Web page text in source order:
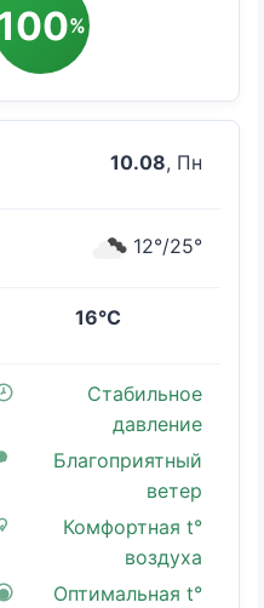
%
10.08, Пн
12°/25°
16°C
Стабильное
давление
Благоприятный
ветер
Комфортная t°
воздуха
Оптимальная t°